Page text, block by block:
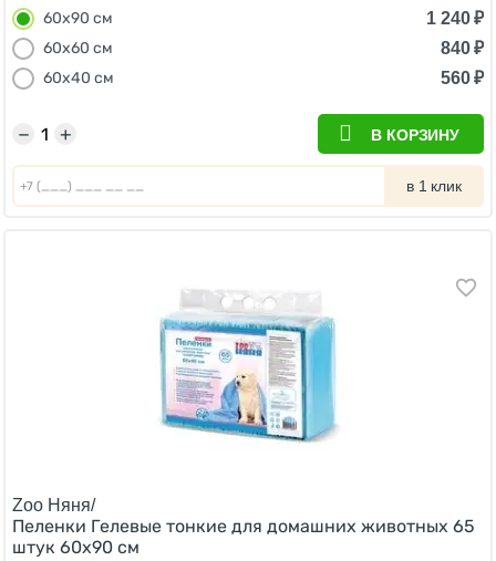
60х90 см 1 240₽
60х60 см
840₽
60х40 см
560₽
+
− В КОРЗИНУ
в 1 клик
Zoo Няня/
Пеленки Гелевые тонкие для домашних животных 65
штук 60х90 см